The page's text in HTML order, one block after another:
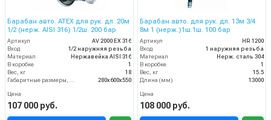
Барабан авто. ATEX для рук. дл. 20м
1/2 (нерж. AISI 316) 1/2ш. 200 бар
Артикул
AV 2000 EX 316
Вход
1/2 наружняя резьба
Материал
Нержавейка AISI 316
В коробке
1
Вес, кг
18
Габаритные размеры, мм
280x600x550
Цена
107 000 руб.
Барабан авто. для рук. дл. 13м 3/4
8м 1 (нерж.)1ш.1ш. 100 бар
Артикул
HR 1200
Вход
1 наружняя резьба
Материал
Нерж. сталь 304
В коробке
1
Вес, кг
15.5
Длина (мм)
13000
Цена
108 000 руб.